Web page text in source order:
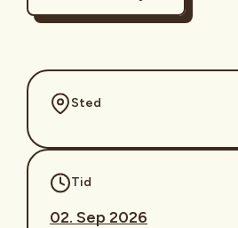
Sted
Tid
02. Sep 2026